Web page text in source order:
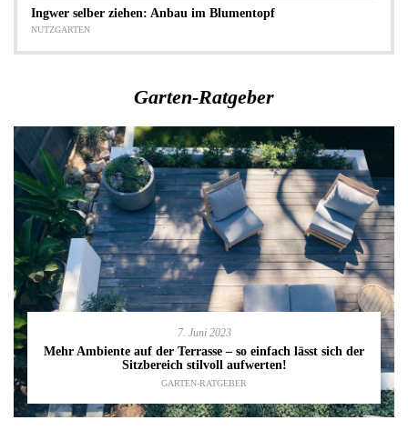
Ingwer selber ziehen: Anbau im Blumentopf
NUTZGARTEN
Garten-Ratgeber
7. Juni 2023
Mehr Ambiente auf der Terrasse – so einfach lässt sich der
Sitzbereich stilvoll aufwerten!
GARTEN-RATGEBER